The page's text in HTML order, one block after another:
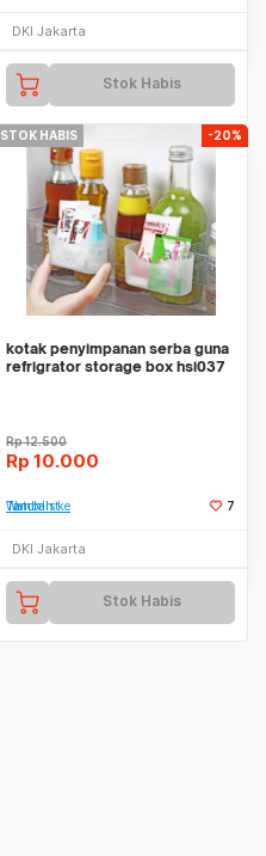
DKI Jakarta
Stok Habis
STOK HABIS -20%
kotak penyimpanan serba guna
refrigrator storage box hsi037
Rp12.500
Rp 10.000
Tambah ke Watchlist 7
DKI Jakarta
Stok Habis